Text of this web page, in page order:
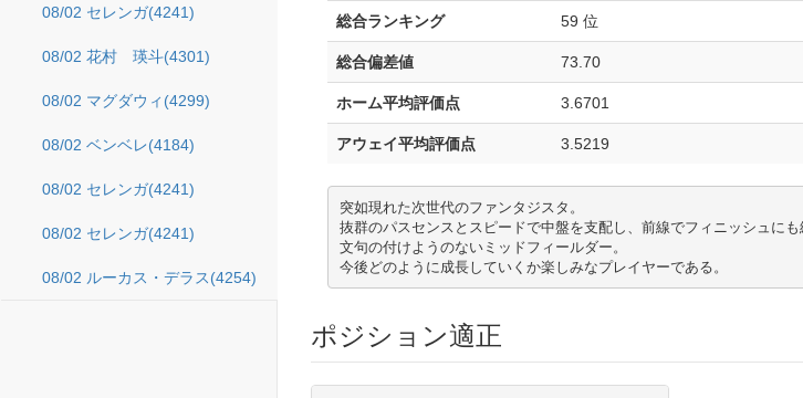
08/02 セレンガ(4241)
08/02 花村 瑛斗(4301)
08/02 マグダウィ(4299)
08/02 ベンベレ(4184)
08/02 セレンガ(4241)
08/02 セレンガ(4241)
08/02 ルーカス・デラス(4254)
総合ランキング 59 位
総合偏差値 73.70
ホーム平均評価点 3.6701
アウェイ平均評価点 3.5219
突如現れた次世代のファンタジスタ。
抜群のパスセンスとスピードで中盤を支配し、前線でフィニッシュにも
文句の付けようのないミッドフィールダー。
今後どのように成長していくか楽しみなプレイヤーである。
ポジション適正